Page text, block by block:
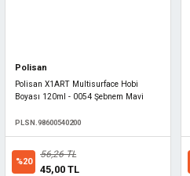
Polisan
Polisan X1ART Multisurface Hobi
Boyası 120ml - 0054 Şebnem Mavi
PLSN.98600540200
%20
56,26 TL
45,00 TL